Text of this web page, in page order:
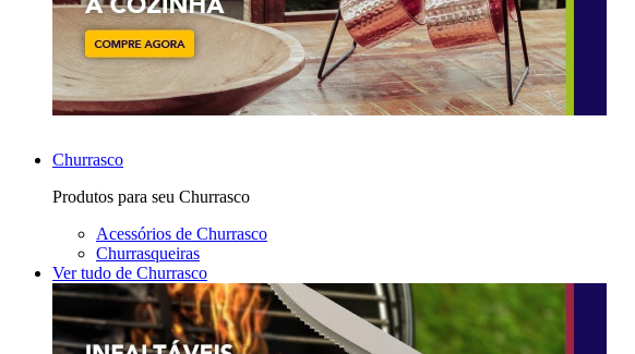
Churrasco
Produtos para seu Churrasco
Acessórios de Churrasco
Churrasqueiras
Ver tudo de Churrasco